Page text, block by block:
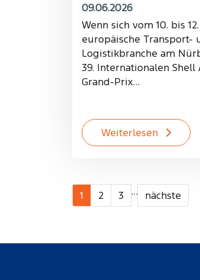
09.06.2026
Wenn sich vom 10. bis
europäische Transport-
Logistikbranche am
39. Internationalen Shell
Grand-Prix…
Weiterlesen
1 2 3 … nächste